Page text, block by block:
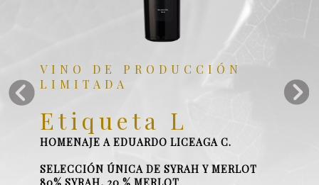
VINO DE PRODUCCIÓN
LIMITADA
Etiqueta L
HOMENAJE A EDUARDO LICEAGA C.
SELECCIÓN ÚNICA DE SYRAH Y MERLOT
80% SYRAH, 20 % MERLOT